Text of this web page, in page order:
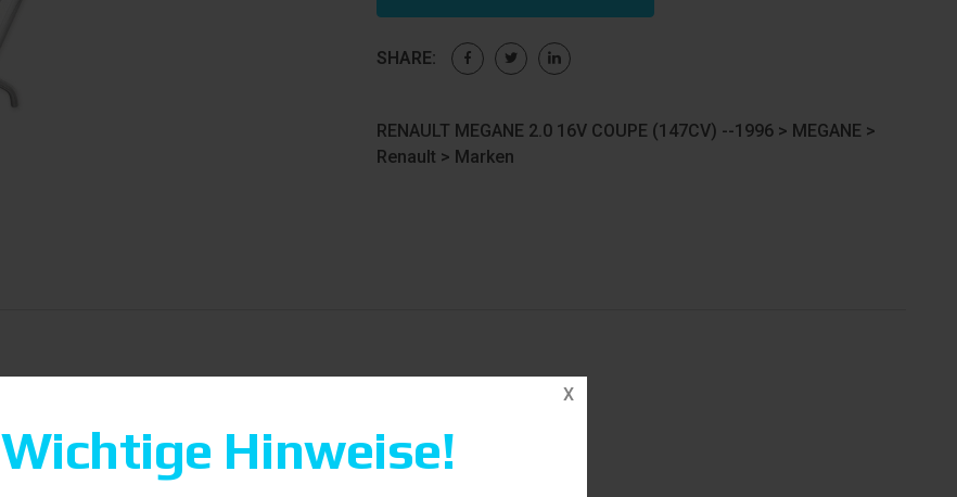
Wichtige Hinweise!
SHARE:
RENAULT MEGANE 2.0 16V COUPE (147CV) --1996 > MEGANE >
Renault > Marken